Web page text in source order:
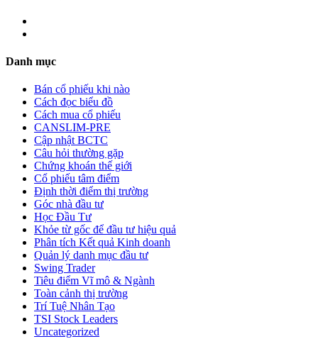
Danh mục
Bán cổ phiếu khi nào
Cách đọc biểu đồ
Cách mua cổ phiếu
CANSLIM-PRE
Cập nhật BCTC
Câu hỏi thường gặp
Chứng khoán thế giới
Cổ phiếu tâm điểm
Định thời điểm thị trường
Góc nhà đầu tư
Học Đầu Tư
Khỏe từ gốc để đầu tư hiệu quả
Phân tích Kết quả Kinh doanh
Quản lý danh mục đầu tư
Swing Trader
Tiêu điểm Vĩ mô & Ngành
Toàn cảnh thị trường
Trí Tuệ Nhân Tạo
TSI Stock Leaders
Uncategorized